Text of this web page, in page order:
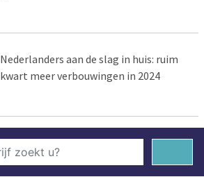
Nederlanders aan de slag in huis: ruim
kwart meer verbouwingen in 2024